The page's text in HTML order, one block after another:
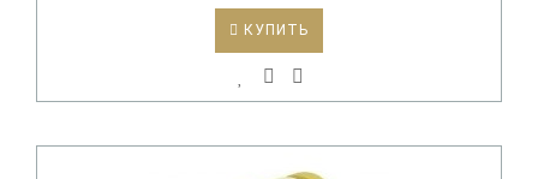
КУПИТЬ